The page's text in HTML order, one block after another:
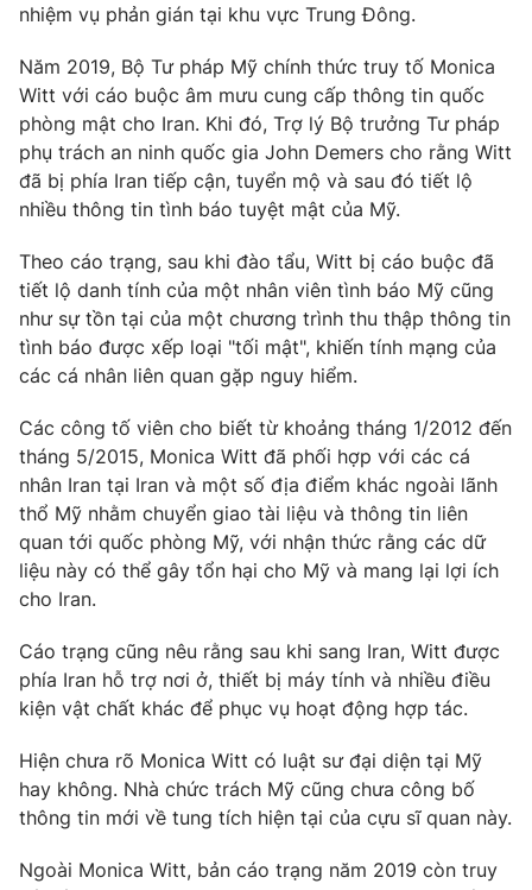
Theo dõi báo trên
Cơ quan chủ quản:Đài Truyền hình Việt Nam
Cơ quan báo chí:Thời báo VTV
Giấy phép hoạt động báo in và báo điện tử số 483/GP-BTTTT
cấp ngày 29/12/2023
Phó Tổng Biên tập:
Nguyễn Thị Mỹ Hạnh, Phạm Quốc Thắng,
Nguyễn Trọng Ninh
Tổng đài VTV:
024.38 355 931 - 024.38 355 932
Ðiện thoại Thời báo VTV: 024.66 897 897
Liên hệ quảng cáo:024-7300.7108
® Cấm sao chép dưới mọi hình thức nếu không có sự chấp
thuận bằng văn bản. Ghi rõ nguồn VTV.vn khi phát hành lại
thông tin từ website này.
nhiệm vụ phản gián tại khu vực Trung Đông.
Năm 2019, Bộ Tư pháp Mỹ chính thức truy tố Monica
Witt với cáo buộc âm mưu cung cấp thông tin quốc
phòng mật cho Iran. Khi đó, Trợ lý Bộ trưởng Tư pháp
phụ trách an ninh quốc gia John Demers cho rằng Witt
đã bị phía Iran tiếp cận, tuyển mộ và sau đó tiết lộ
nhiều thông tin tình báo tuyệt mật của Mỹ.
Theo cáo trạng, sau khi đào tẩu, Witt bị cáo buộc đã
tiết lộ danh tính của một nhân viên tình báo Mỹ cũng
như sự tồn tại của một chương trình thu thập thông tin
tình báo được xếp loại "tối mật", khiến tính mạng của
các cá nhân liên quan gặp nguy hiểm.
Các công tố viên cho biết từ khoảng tháng 1/2012 đến
tháng 5/2015, Monica Witt đã phối hợp với các cá
nhân Iran tại Iran và một số địa điểm khác ngoài lãnh
thổ Mỹ nhằm chuyển giao tài liệu và thông tin liên
quan tới quốc phòng Mỹ, với nhận thức rằng các dữ
liệu này có thể gây tổn hại cho Mỹ và mang lại lợi ích
cho Iran.
Cáo trạng cũng nêu rằng sau khi sang Iran, Witt được
phía Iran hỗ trợ nơi ở, thiết bị máy tính và nhiều điều
kiện vật chất khác để phục vụ hoạt động hợp tác.
Hiện chưa rõ Monica Witt có luật sư đại diện tại Mỹ
hay không. Nhà chức trách Mỹ cũng chưa công bố
thông tin mới về tung tích hiện tại của cựu sĩ quan này.
Ngoài Monica Witt, bản cáo trạng năm 2019 còn truy